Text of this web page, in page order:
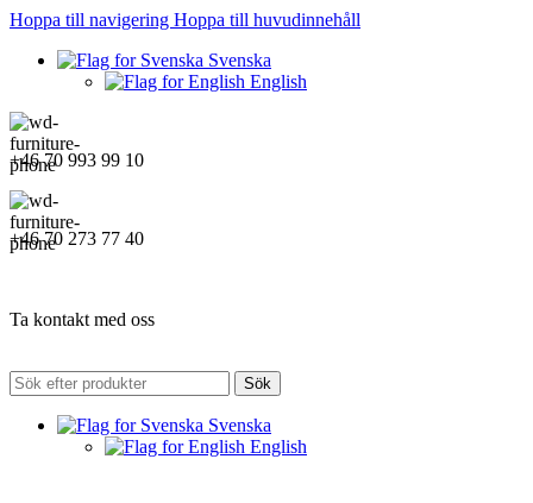
Hoppa till navigering Hoppa till huvudinnehåll
Svenska
English
+46 70 993 99 10
+46 70 273 77 40
Ta kontakt med oss
Sök
Svenska
English